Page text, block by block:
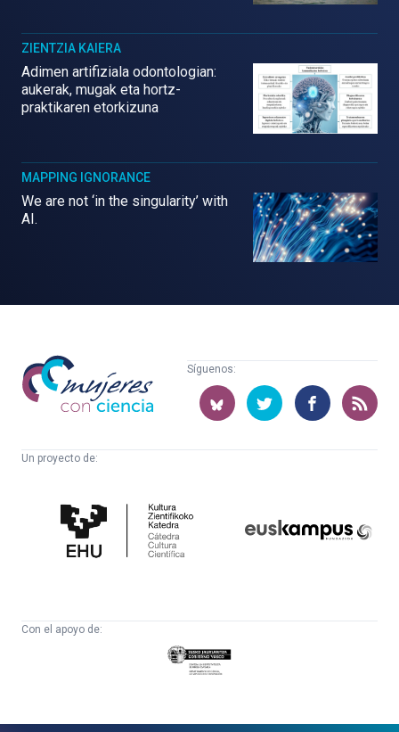
ZIENTZIA KAIERA
Adimen artifiziala odontologian:
aukerak, mugak eta hortz-
praktikaren etorkizuna
MAPPING IGNORANCE
We are not ‘in the singularity’ with
AI.
Mujeres
con
ciencia
Síguenos:
Un proyecto de:
Cultura
Científica
Con el apoyo de:
Eusko
Jaurlaritza